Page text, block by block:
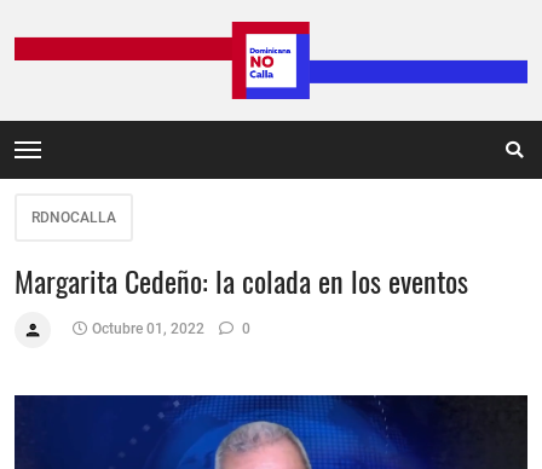
RDNOCALLA
Margarita Cedeño: la colada en los eventos
Octubre 01, 2022 0